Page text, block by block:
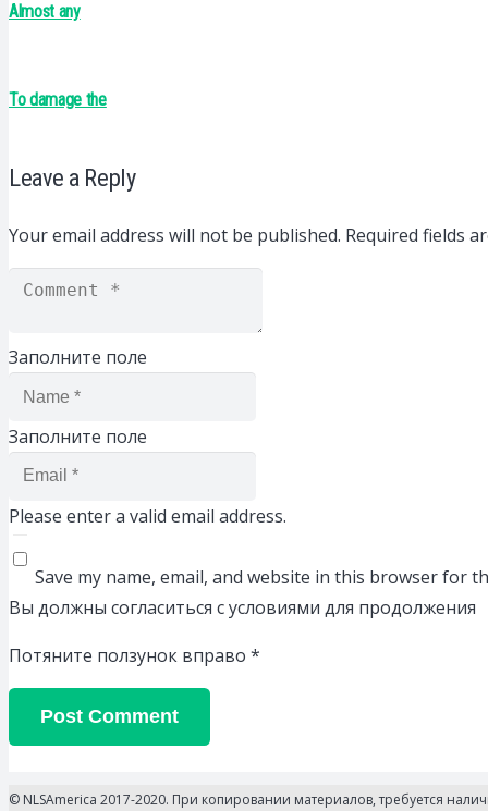
Almost any
To damage the
Leave a Reply
Your email address will not be published. Required fields
Заполните поле
Заполните поле
Please enter a valid email address.
Save my name, email, and website in this browser for
Вы должны согласиться с условиями для продолжения
Потяните ползунок вправо *
Post Comment
© NLSAmerica 2017-2020. При копировании материалов, требуется